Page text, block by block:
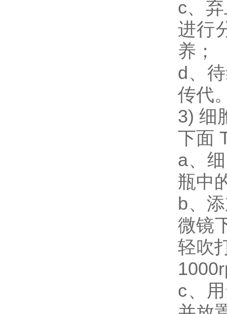
c、
进行
养；
d、
传代
3) 细
下面
a、
瓶中
b、
微镜
轻吹
c、